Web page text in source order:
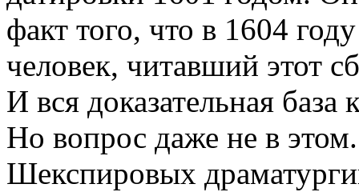
факт того, что в 1604
человек, читавший этот
И вся доказательная база
Но вопрос даже не в
Шекспировых